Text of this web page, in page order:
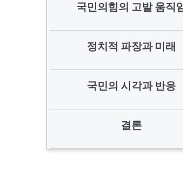
국민의힘의 고발 움직
정치적 파장과 미래
국민의 시각과 반응
결론